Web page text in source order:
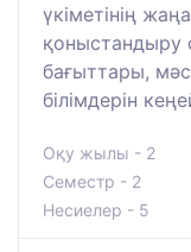
үкіметінің
қоныстандыру
бағыттары,
білімдерін
Оқу жылы - 2
Семестр - 2
Несиелер - 5